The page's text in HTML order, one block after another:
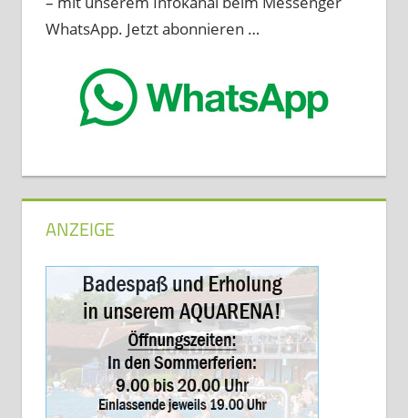
WhatsApp. Jetzt abonnieren …
ANZEIGE